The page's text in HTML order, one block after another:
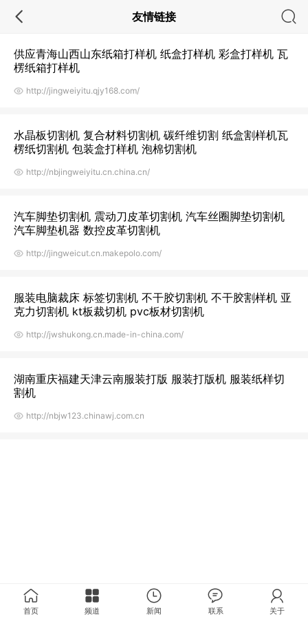
友情链接
供应青海山西山东纸箱打样机 纸盒打样机 彩盒打样机 瓦
楞纸箱打样机
http://jingweiyitu.qjy168.com/
水晶板切割机 复合材料切割机 碳纤维切割 纸盒割样机瓦
楞纸切割机 包装盒打样机 泡棉切割机
http://nbjingweiyitu.cn.china.cn/
汽车脚垫切割机 震动刀皮革切割机 汽车丝圈脚垫切割机
汽车脚垫机器 数控皮革切割机
http://jingweicut.cn.makepolo.com/
服装电脑裁床 标签切割机 不干胶切割机 不干胶割样机 亚
克力切割机 kt板裁切机 pvc板材切割机
http://jwshukong.cn.made-in-china.com/
湖南重庆福建天津云南服装打版 服装打版机 服装纸样切
割机
http://nbjw123.chinawj.com.cn
首页 频道 新闻 联系 关于